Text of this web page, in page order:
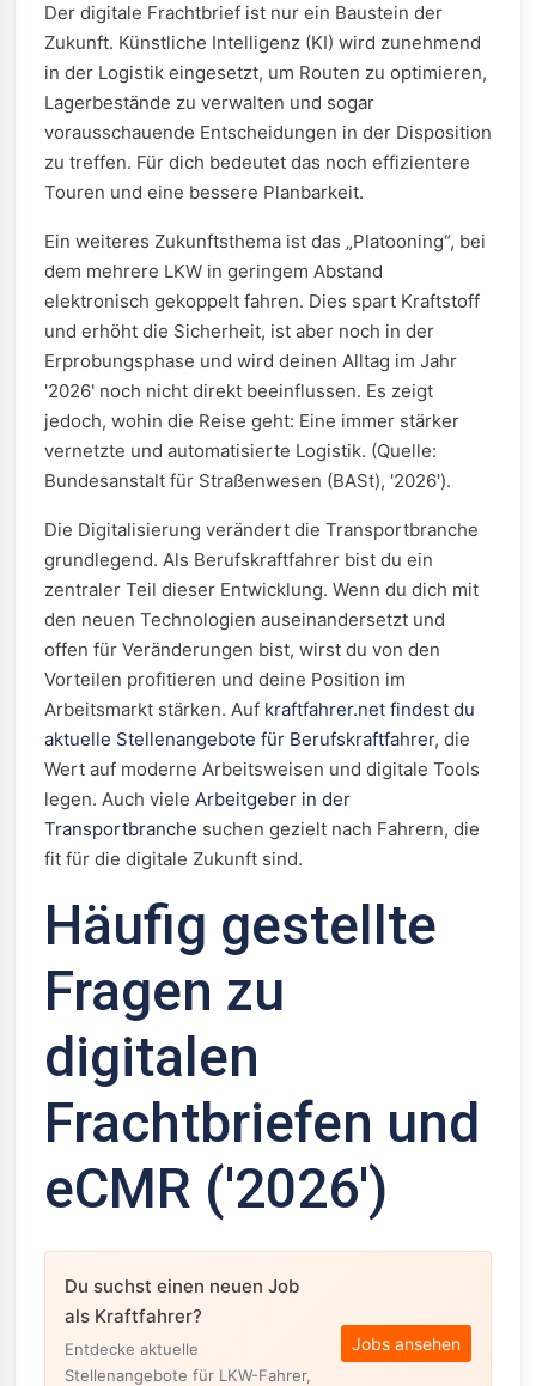
Der digitale Frachtbrief ist nur ein Baustein der
Zukunft. Künstliche Intelligenz (KI) wird zunehmend
in der Logistik eingesetzt, um Routen zu optimieren,
Lagerbestände zu verwalten und sogar
vorausschauende Entscheidungen in der Disposition
zu treffen. Für dich bedeutet das noch effizientere
Touren und eine bessere Planbarkeit.
Ein weiteres Zukunftsthema ist das „Platooning“, bei
dem mehrere LKW in geringem Abstand
elektronisch gekoppelt fahren. Dies spart Kraftstoff
und erhöht die Sicherheit, ist aber noch in der
Erprobungsphase und wird deinen Alltag im Jahr
'2026' noch nicht direkt beeinflussen. Es zeigt
jedoch, wohin die Reise geht: Eine immer stärker
vernetzte und automatisierte Logistik. (Quelle:
Bundesanstalt für Straßenwesen (BASt), '2026').
Die Digitalisierung verändert die Transportbranche
grundlegend. Als Berufskraftfahrer bist du ein
zentraler Teil dieser Entwicklung. Wenn du dich mit
den neuen Technologien auseinandersetzt und
offen für Veränderungen bist, wirst du von den
Vorteilen profitieren und deine Position im
Arbeitsmarkt stärken. Auf kraftfahrer.net findest du
aktuelle Stellenangebote für Berufskraftfahrer, die
Wert auf moderne Arbeitsweisen und digitale Tools
legen. Auch viele Arbeitgeber in der
Transportbranche suchen gezielt nach Fahrern, die
fit für die digitale Zukunft sind.
Häufig gestellte
Fragen zu
digitalen
Frachtbriefen und
eCMR ('2026')
Du suchst einen neuen Job
als Kraftfahrer?
Entdecke aktuelle
Stellenangebote für LKW-Fahrer,
Jobs ansehen